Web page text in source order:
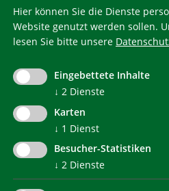
KlimaHaus ist eine eingetragene
© 2022 Agentur für Energie
Hier können Sie die Dienste
Website genutzt werden sollen.
lesen Sie bitte unsere
Eingebettete Inhalte
↓ 2 Dienste
Karten
↓ 1 Dienst
Besucher-Statistiken
↓ 2 Dienste